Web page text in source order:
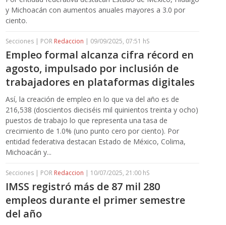
y Michoacán con aumentos anuales mayores a 3.0 por
ciento.
Secciones | POR Redaccion | 09/09/2025, 07:51 hS
Empleo formal alcanza cifra récord en
agosto, impulsado por inclusión de
trabajadores en plataformas digitales
Así, la creación de empleo en lo que va del año es de
216,538 (doscientos dieciséis mil quinientos treinta y ocho)
puestos de trabajo lo que representa una tasa de
crecimiento de 1.0% (uno punto cero por ciento). Por
entidad federativa destacan Estado de México, Colima,
Michoacán y...
Secciones | POR Redaccion | 10/07/2025, 21:00 hS
IMSS registró más de 87 mil 280
empleos durante el primer semestre
del año